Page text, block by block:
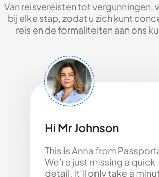
Van reisvereisten tot vergunningen,
bij elke stap, zodat u zich kunt
reis en de formaliteiten aan ons